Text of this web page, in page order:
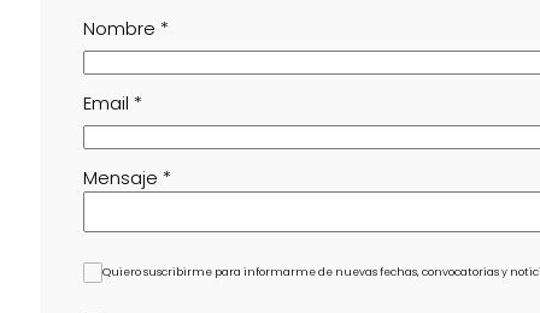
Nombre *
Email *
Mensaje *
Quiero suscribirme para informarme de nuevas fechas, convocatorias y